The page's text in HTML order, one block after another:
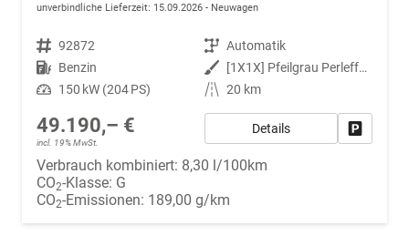
unverbindliche Lieferzeit: 15.09.2026 Neuwagen
Fahrzeugnr. 92872 Getriebe Automatik
Kraftstoff Benzin Außenfarbe
[1X1X] Pfeilgrau Perleffekt
Leistung 150 kW (204 PS) Kilometerstand 20 km
49.190,– €
incl. 19% MwSt.
Details
Verbrauch kombiniert: 8,30 l/100km
CO2-Klasse: G
CO2-Emissionen: 189,00 g/km